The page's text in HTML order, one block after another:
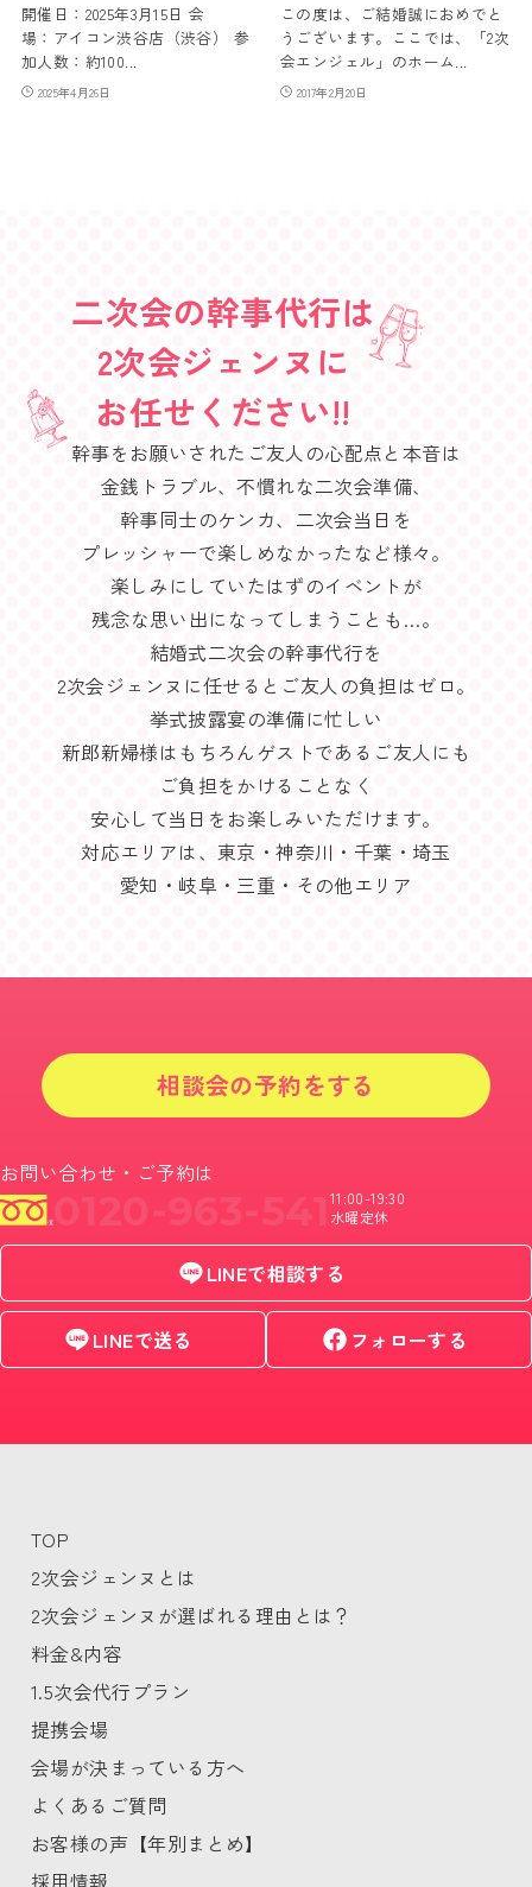
開催日：2025年3月15日 会
場：アイコン渋谷店（渋谷） 参
加人数：約100...
2025年4月26日
この度は、ご結婚誠におめでと
うございます。ここでは、「2次
会エンジェル」のホーム...
2017年2月20日
二次会の幹事代行は
2次会ジェンヌに
お任せください!!
幹事をお願いされたご友人の心配点と本音は
金銭トラブル、不慣れな二次会準備、
幹事同士のケンカ、二次会当日を
プレッシャーで楽しめなかったなど様々。
楽しみにしていたはずのイベントが
残念な思い出になってしまうことも…。
結婚式二次会の幹事代行を
2次会ジェンヌに任せるとご友人の負担はゼロ。
挙式披露宴の準備に忙しい
新郎新婦様はもちろんゲストであるご友人にも
ご負担をかけることなく
安心して当日をお楽しみいただけます。
対応エリアは、東京・神奈川・千葉・埼玉
愛知・岐阜・三重・その他エリア
相談会の予約をする
お問い合わせ・ご予約は
11:00-19:30
水曜定休
LINEで相談する
LINEで送る フォローする
TOP
2次会ジェンヌとは
2次会ジェンヌが選ばれる理由とは？
料金&内容
1.5次会代行プラン
提携会場
会場が決まっている方へ
よくあるご質問
お客様の声【年別まとめ】
採用情報